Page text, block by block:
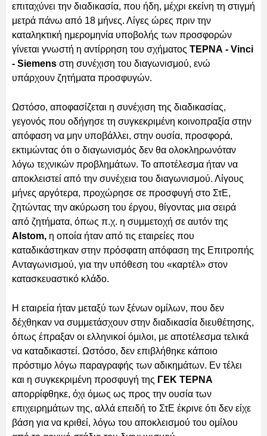
επιταχύνει την διαδικασία, που ήδη, μέχρι εκείνη τη στιγμή
μετρά πάνω από 18 μήνες. Λίγες ώρες πριν την
καταληκτική ημερομηνία υποβολής των προσφορών
γίνεται γνωστή η αντίρρηση του σχήματος ΤΕΡΝΑ - Vinci
- Siemens στη συνέχιση του διαγωνισμού, ενώ
υπάρχουν ζητήματα προσφυγών.
Ωστόσο, αποφασίζεται η συνέχιση της διαδικασίας,
γεγονός που οδήγησε τη συγκεκριμένη κοινοπραξία στην
απόφαση να μην υποβάλλει, στην ουσία, προσφορά,
εκτιμώντας ότι ο διαγωνισμός δεν θα ολοκληρωνόταν
λόγω τεχνικών προβλημάτων. Το αποτέλεσμα ήταν να
αποκλειστεί από την συνέχεια του διαγωνισμού. Λίγους
μήνες αργότερα, προχώρησε σε προσφυγή στο ΣτΕ,
ζητώντας την ακύρωση του έργου, θίγοντας μια σειρά
από ζητήματα, όπως π.χ. η συμμετοχή σε αυτόν της
Alstom, η οποία ήταν από τις εταιρείες που
καταδικάστηκαν στην πρόσφατη απόφαση της Επιτροπής
Ανταγωνισμού, για την υπόθεση του «καρτέλ» στον
κατασκευαστικό κλάδο.
Η εταιρεία ήταν μεταξύ των ξένων ομίλων, που δεν
δέχθηκαν να συμμετάσχουν στην διαδικασία διευθέτησης,
όπως έπραξαν οι ελληνικοί όμιλοι, με αποτέλεσμα τελικά
να καταδικαστεί. Ωστόσο, δεν επιβλήθηκε κάποιο
πρόστιμο λόγω παραγραφής των αδικημάτων. Εν τέλει
και η συγκεκριμένη προσφυγή της ΓΕΚ ΤΕΡΝΑ
απορρίφθηκε, όχι όμως ως προς την ουσία των
επιχειρημάτων της, αλλά επειδή το ΣτΕ έκρινε ότι δεν είχε
βάση για να κριθεί, λόγω του αποκλεισμού του ομίλου